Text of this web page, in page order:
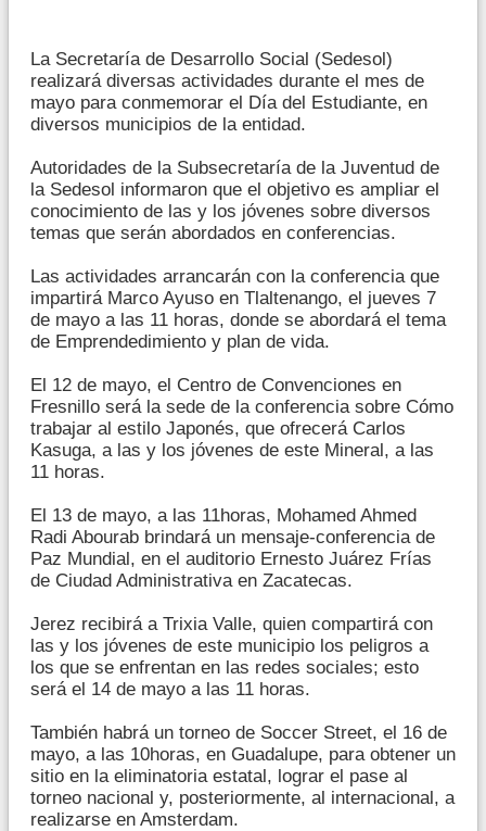
La Secretaría de Desarrollo Social (Sedesol)
realizará diversas actividades durante el mes de
mayo para conmemorar el Día del Estudiante, en
diversos municipios de la entidad.
Autoridades de la Subsecretaría de la Juventud de
la Sedesol informaron que el objetivo es ampliar el
conocimiento de las y los jóvenes sobre diversos
temas que serán abordados en conferencias.
Las actividades arrancarán con la conferencia que
impartirá Marco Ayuso en Tlaltenango, el jueves 7
de mayo a las 11 horas, donde se abordará el tema
de Emprendedimiento y plan de vida.
El 12 de mayo, el Centro de Convenciones en
Fresnillo será la sede de la conferencia sobre Cómo
trabajar al estilo Japonés, que ofrecerá Carlos
Kasuga, a las y los jóvenes de este Mineral, a las
11 horas.
El 13 de mayo, a las 11horas, Mohamed Ahmed
Radi Abourab brindará un mensaje-conferencia de
Paz Mundial, en el auditorio Ernesto Juárez Frías
de Ciudad Administrativa en Zacatecas.
Jerez recibirá a Trixia Valle, quien compartirá con
las y los jóvenes de este municipio los peligros a
los que se enfrentan en las redes sociales; esto
será el 14 de mayo a las 11 horas.
También habrá un torneo de Soccer Street, el 16 de
mayo, a las 10horas, en Guadalupe, para obtener un
sitio en la eliminatoria estatal, lograr el pase al
torneo nacional y, posteriormente, al internacional, a
realizarse en Amsterdam.